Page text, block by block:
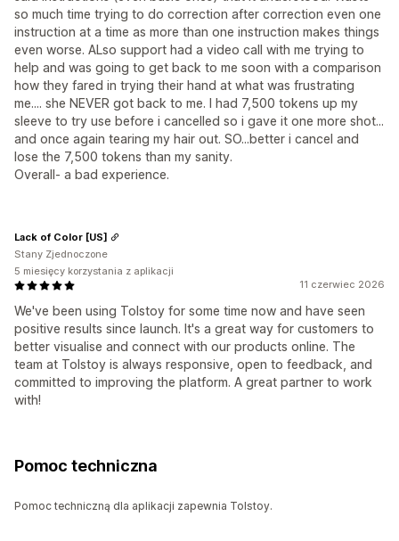
so much time trying to do correction after correction even one
instruction at a time as more than one instruction makes things
even worse. ALso support had a video call with me trying to
help and was going to get back to me soon with a comparison
how they fared in trying their hand at what was frustrating
me.... she NEVER got back to me. I had 7,500 tokens up my
sleeve to try use before i cancelled so i gave it one more shot...
and once again tearing my hair out. SO...better i cancel and
lose the 7,500 tokens than my sanity.
Overall- a bad experience.
11 czerwiec 2026
We've been using Tolstoy for some time now and have seen
positive results since launch. It's a great way for customers to
better visualise and connect with our products online. The
team at Tolstoy is always responsive, open to feedback, and
committed to improving the platform. A great partner to work
with!
Lack of Color [US]
Stany Zjednoczone
5 miesięcy korzystania z aplikacji
Pomoc techniczna
Pomoc techniczną dla aplikacji zapewnia Tolstoy.